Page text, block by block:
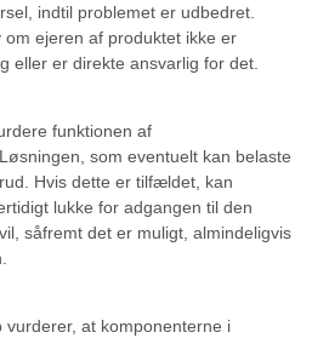
indtil problemet er udbedret.
ejeren af produktet ikke er
eller er direkte ansvarlig for det.
funktionen af
som eventuelt kan belaste
Hvis dette er tilfældet, kan
lukke for adgangen til den
såfremt det er muligt, almindeligvis
at komponenterne i